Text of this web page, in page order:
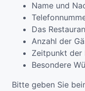
Name und
Das
Anzahl der
Zeitpunkt der
Besondere
Bitte geben Sie